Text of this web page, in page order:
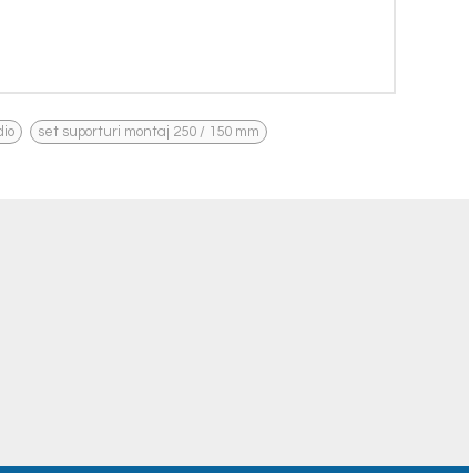
, set suporturi montaj 250 / 150 mm